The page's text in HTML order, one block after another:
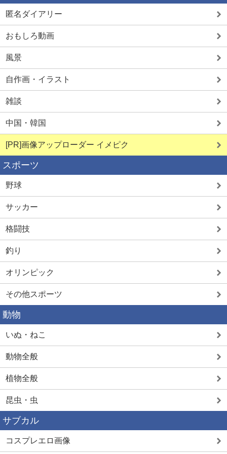
匿名ダイアリー
おもしろ動画
風景
自作画・イラスト
雑談
中国・韓国
[PR]画像アップローダー イメピク
スポーツ
野球
サッカー
格闘技
釣り
オリンピック
その他スポーツ
動物
いぬ・ねこ
動物全般
植物全般
昆虫・虫
サブカル
コスプレエロ画像